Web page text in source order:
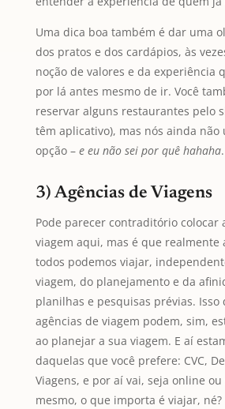
Uma dica boa também é dar uma
dos pratos e dos cardápios, às
noção de valores e da experiência
por lá antes mesmo de ir. Você
reservar alguns restaurantes pelo
têm aplicativo), mas nós ainda não
opção – e eu não sei por quê hahaha.
3) Agências de Viagens
Pode parecer contraditório colocar
viagem aqui, mas é que realmente
todos podemos viajar,
viagem, do planejamento e da
planilhas e pesquisas prévias.
agências de viagem podem, sim,
ao planejar a sua viagem. E aí
daquelas que você prefere: CVC,
Viagens, e por aí vai, seja online
mesmo, o que importa é viajar, né?